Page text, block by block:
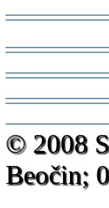
-
-
-
-
© 2008
Beočin;